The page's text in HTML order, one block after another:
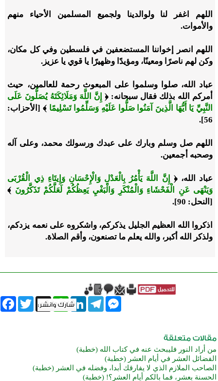
اللهم اغفر لنا ولوالدينا ولجميع المسلمين الأحياء منهم
والأموات.
اللهم انصر إخواننا المستضعفين في فلسطين وفي كل مكان،
وكن لهم ناصرًا ومعينًا، ومؤيدًا وظهيرًا يا قوي يا عزيز.
عباد الله، صلوا وسلموا على المبعوث رحمة للعالمين، حيث
أمركم الله بذلك فقال سبحانه: ﴿ إِنَّ اللَّهَ وَمَلَائِكَتَهُ يُصَلُّونَ عَلَى
النَّبِيِّ يَا أَيُّهَا الَّذِينَ آمَنُوا صَلُّوا عَلَيْهِ وَسَلِّمُوا تَسْلِيمًا ﴾ [الأحزاب:
56].
اللهم صل وسلم وبارك على عبدك ورسولك محمد، وعلى آله
وصحبه أجمعين.
عباد الله، ﴿
إِنَّ اللَّهَ يَأْمُرُ بِالْعَدْلِ وَالْإِحْسَانِ وَإِيتَاءِ ذِي الْقُرْبَى
وَيَنْهَى عَنِ الْفَحْشَاءِ وَالْمُنْكَرِ وَالْبَغْيِ يَعِظُكُمْ لَعَلَّكُمْ تَذَكَّرُونَ ﴾
[النحل: 90].
اذكروا الله العظيم الجليل يذكركم، واشكروه على نعمه يزدكم،
ولذكر الله أكبر، والله يعلم ما تصنعون، وأقم الصلاة.
Twitter X
WhatsAppLinkedInTelegram
Messenger
من أراد النور فليبحث عنه في كتاب الله (خطبة)
الفضائل العشر في أيام العشر (خطبة)
الصاحب الملازم الذي لا يفارقك أبدا، وفضله في العشر (خطبة)
الحسنة بعشر، فما بالكم أيام العشر؟! (خطبة)